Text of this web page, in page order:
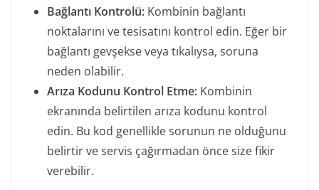
Bağlantı Kontrolü: Kombinin bağlantı
noktalarını ve tesisatını kontrol edin. Eğer bir
bağlantı gevşekse veya tıkalıysa, soruna
neden olabilir.
Arıza Kodunu Kontrol Etme: Kombinin
ekranında belirtilen arıza kodunu kontrol
edin. Bu kod genellikle sorunun ne olduğunu
belirtir ve servis çağırmadan önce size fikir
verebilir.